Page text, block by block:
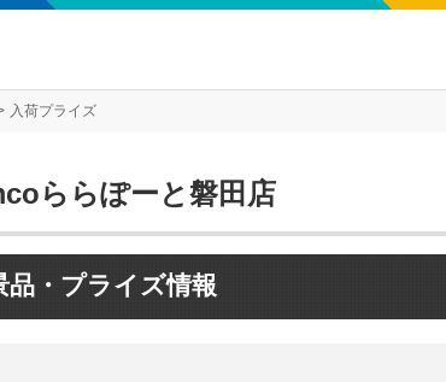
入荷プライズ
ららぽーと磐田店
品・プライズ情報